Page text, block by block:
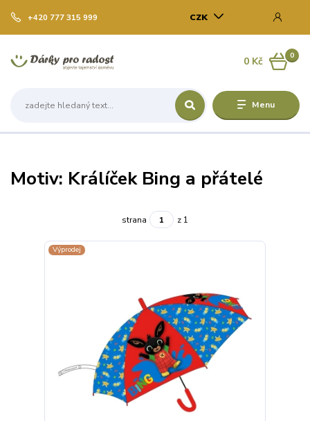
Menu
CZK
+420 777 315 999
0
0 Kč
Motiv: Králíček Bing a přátelé
strana z 1
Výprodej